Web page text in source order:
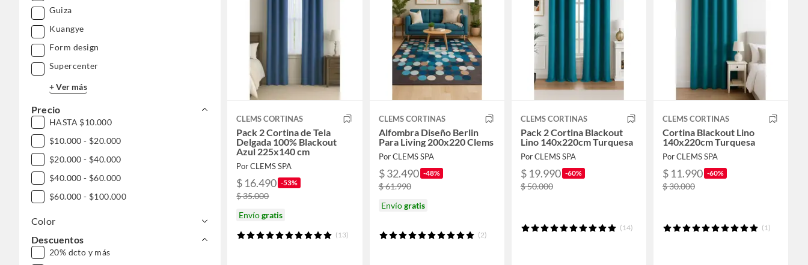
Guiza
Kuangye
Form design
Supercenter
+ Ver más
Precio
HASTA $10.000
$10.000 - $20.000
$20.000 - $40.000
$40.000 - $60.000
$60.000 - $100.000
Color
Descuentos
20% dcto y más
CLEMS CORTINAS
Pack 2 Cortina de Tela
Delgada 100% Blackout
Azul 225x140 cm
Por CLEMS SPA
$ 16.490 -53%
$ 35.000
Envíogratis
(13)
CLEMS CORTINAS
Alfombra Diseño Berlin
Para Living 200x220 Clems
Por CLEMS SPA
$ 32.490 -48%
$ 61.990
Envíogratis
(2)
CLEMS CORTINAS
Pack 2 Cortina Blackout
Lino 140x220cm Turquesa
Por CLEMS SPA
$ 19.990 -60%
$ 50.000
(14)
CLEMS CORTINAS
Cortina Blackout Lino
140x220cm Turquesa
Por CLEMS SPA
$ 11.990 -60%
$ 30.000
(1)